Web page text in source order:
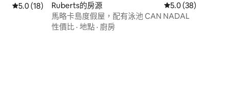
分）
從 18 則評價中獲得 5.0 的平均評分（滿分 5 分）
5.0 (18)
Ruberts的房源 從 38 則評價中獲得
5.0 (38)
馬略卡島度假屋，配有泳池 CAN NADAL
性價比 · 地點 · 廚房